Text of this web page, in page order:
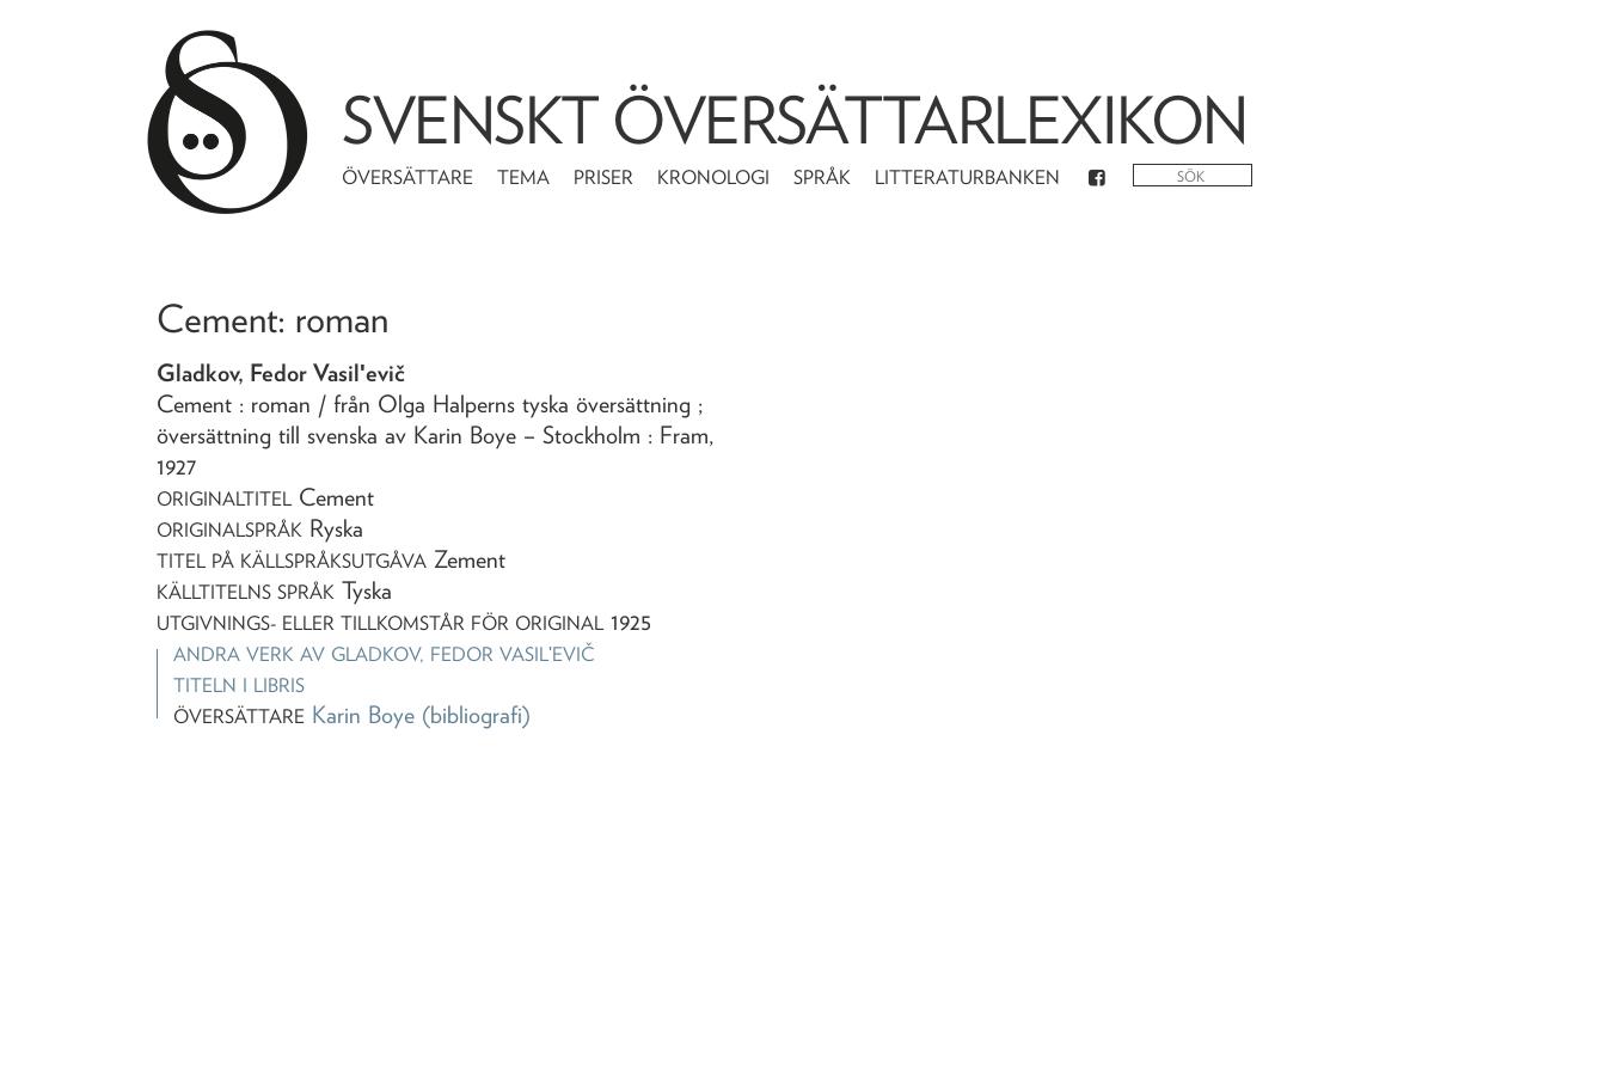
SVENSKT ÖVERSÄTTARLEXIKON
ÖVERSÄTTARE TEMA PRISER KRONOLOGI SPRÅK LITTERATURBANKEN
Cement: roman
Gladkov, Fedor Vasilʹevič
Cement : roman / från Olga Halperns tyska översättning ;
översättning till svenska av Karin Boye – Stockholm : Fram,
1927
ORIGINALTITEL Cement
ORIGINALSPRÅK Ryska
TITEL PÅ KÄLLSPRÅKSUTGÅVA Zement
KÄLLTITELNS SPRÅK Tyska
UTGIVNINGS- ELLER TILLKOMSTÅR FÖR ORIGINAL 1925
ANDRA VERK AV GLADKOV, FEDOR VASILʹEVIČ
TITELN I LIBRIS
ÖVERSÄTTARE Karin Boye (bibliografi)